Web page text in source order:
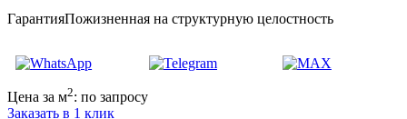
ГарантияПожизненная на структурную целостность
Цена за м2: по запросу
Заказать в 1 клик